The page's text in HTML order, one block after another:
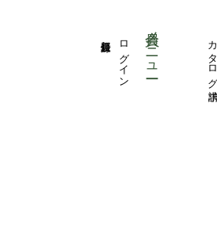
カタログ請求
会員メニュー
ログイン